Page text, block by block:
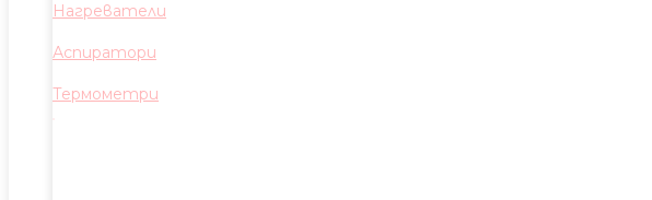
Нагреватели
Аспиратори
Термометри